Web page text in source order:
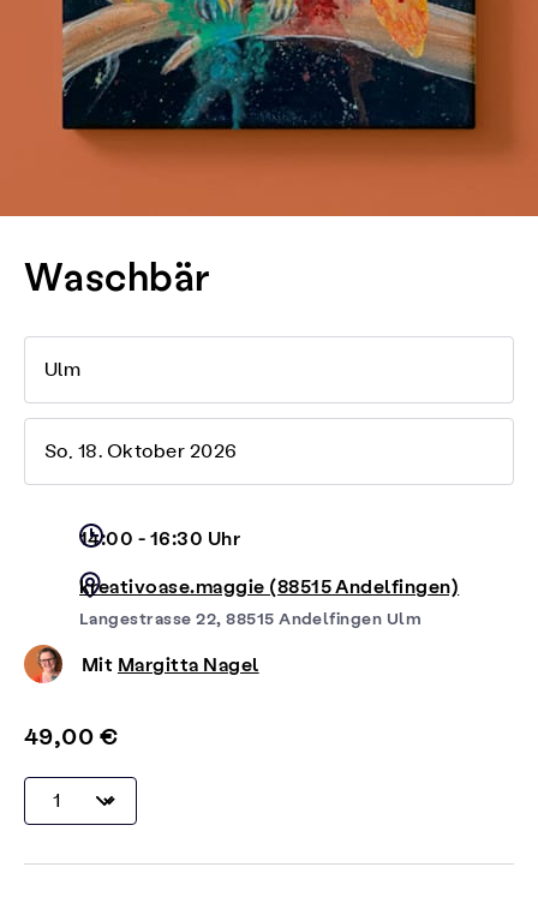
Waschbär
Ulm
So, 18. Oktober 2026
14:00 - 16:30 Uhr
kreativoase.maggie (88515 Andelfingen)
Langestrasse 22, 88515 Andelfingen Ulm
Mit Margitta Nagel
49,00 €